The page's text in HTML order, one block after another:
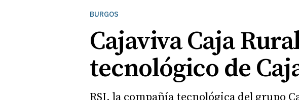
BURGOS
Cajaviva Caja
tecnológico de
RSI, la compañía tecnológica del grupo